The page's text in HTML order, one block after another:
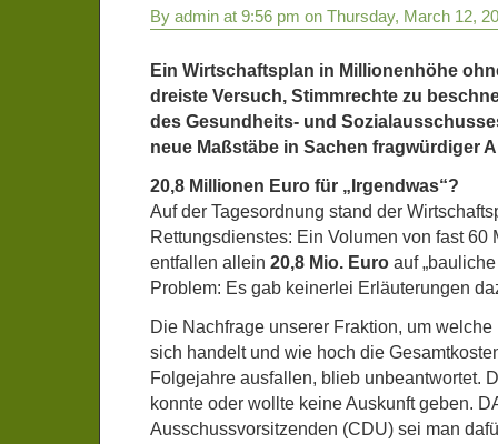
By admin at 9:56 pm on Thursday, March 12,
Ein Wirtschaftsplan in Millionenhöhe
dreiste Versuch, Stimmrechte zu
des Gesundheits- und
neue Maßstäbe in Sachen fragwürdiger
20,8 Millionen Euro für „Irgendwas“?
Auf der Tagesordnung stand der
Rettungsdienstes: Ein Volumen von fast 60
entfallen allein 20,8 Mio. Euro auf
Problem: Es gab keinerlei Erläuterungen
Die Nachfrage unserer Fraktion, um
sich handelt und wie hoch die
Folgejahre ausfallen, blieb unbeantwortet.
konnte oder wollte keine Auskunft geben.
Ausschussvorsitzenden (CDU) sei man